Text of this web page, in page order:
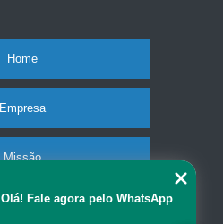
Home
Empresa
Missão
Serviços
Olá! Fale agora pelo WhatsApp